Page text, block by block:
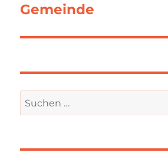
Beitrag:
Gemeinde
Suchen
nach: